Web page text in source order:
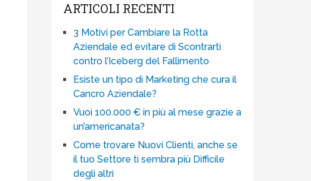
ARTICOLI RECENTI
3 Motivi per Cambiare la Rotta
Aziendale ed evitare di Scontrarti
contro l’Iceberg del Fallimento
Esiste un tipo di Marketing che cura il
Cancro Aziendale?
Vuoi 100.000 € in più al mese grazie a
un’americanata?
Come trovare Nuovi Clienti, anche se
il tuo Settore ti sembra più Difficile
degli altri